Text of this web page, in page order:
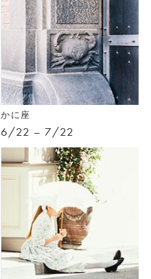
かに座
6/22 – 7/22